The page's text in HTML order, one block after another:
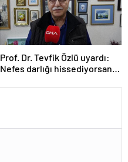
Prof. Dr. Tevfik Özlü uyardı:
Nefes darlığı hissediyorsanız